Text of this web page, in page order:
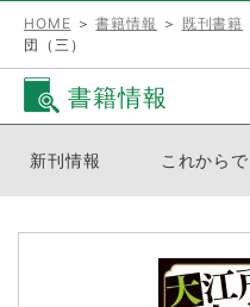
HOME ＞書籍情報 ＞ 既刊書籍
団（三）
書籍情報
新刊情報 これから